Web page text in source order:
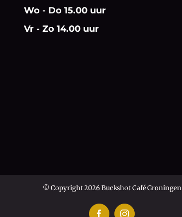
Wo - Do 15.00 uur
Vr - Zo 14.00 uur
© Copyright 2026 Buckshot Café Groningen